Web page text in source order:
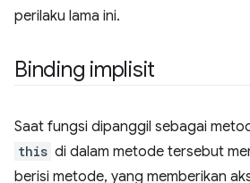
perilaku lama ini.
Binding implisit
Saat fungsi dipanggil sebagai
this di dalam metode tersebut
berisi metode, yang memberikan